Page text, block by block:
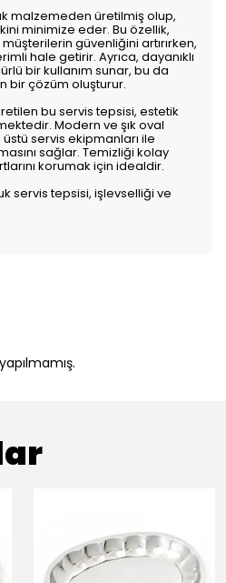
malzemeden üretilmiş olup,
minimize eder. Bu özellik,
güvenliğini artırırken,
hale getirir. Ayrıca, dayanıklı
bir kullanım sunar, bu da
bir çözüm oluşturur.
bu servis tepsisi, estetik
Modern ve şık oval
servis ekipmanları ile
sağlar. Temizliği kolay
korumak için idealdir.
servis tepsisi, işlevselliği ve